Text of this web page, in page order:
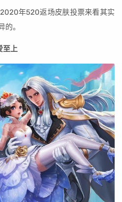
年520返场皮肤投票来看其实
。
至上